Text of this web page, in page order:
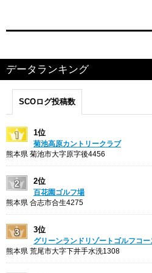
データランキング
SCOログ投稿数
1位
菊池高原カントリークラブ
熊本県 菊池市大字原字後4456
2位
百花園ゴルフ場
熊本県 合志市合生4275
3位
グリーンランドリゾートゴルフコー
熊本県 荒尾市大字下井手水洗1308